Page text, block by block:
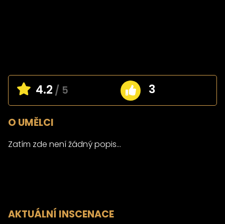
4.2 / 5 3
O UMĚLCI
Zatím zde není žádný popis...
AKTUÁLNÍ INSCENACE